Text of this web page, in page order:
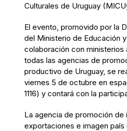
Culturales de Uruguay
El evento, promovido por la
del Ministerio de Educación
colaboración con ministerios
todas las agencias de
productivo de Uruguay, se
viernes 5 de octubre en
1116) y contará con la
La agencia de promoción de
exportaciones e imagen país